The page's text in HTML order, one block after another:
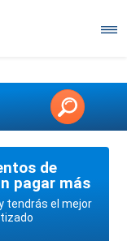
de
pagar más
tendrás el mejor